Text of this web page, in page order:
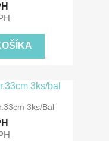
3ks/bal